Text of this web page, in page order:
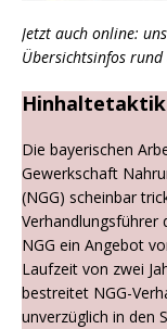
Jetzt auch online:
Übersichtsinfos
Hinhaltetaktik
Die bayerischen
Gewerkschaft
(NGG) scheinbar
Verhandlungsführer
NGG ein Angebot
Laufzeit von zwei
bestreitet NGG-
unverzüglich in den